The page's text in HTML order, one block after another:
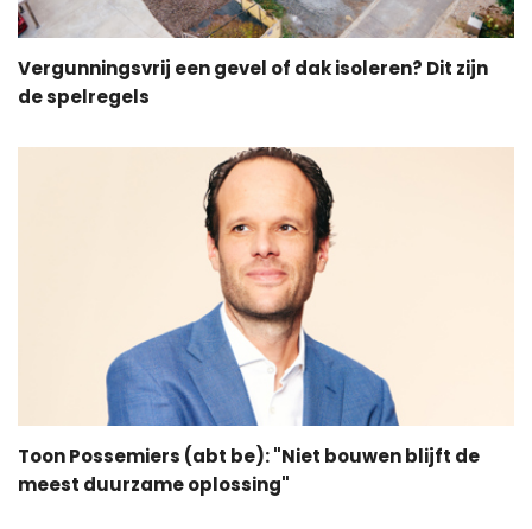
Vergunningsvrij een gevel of dak isoleren? Dit zijn
de spelregels
Toon Possemiers (abt be): "Niet bouwen blijft de
meest duurzame oplossing"